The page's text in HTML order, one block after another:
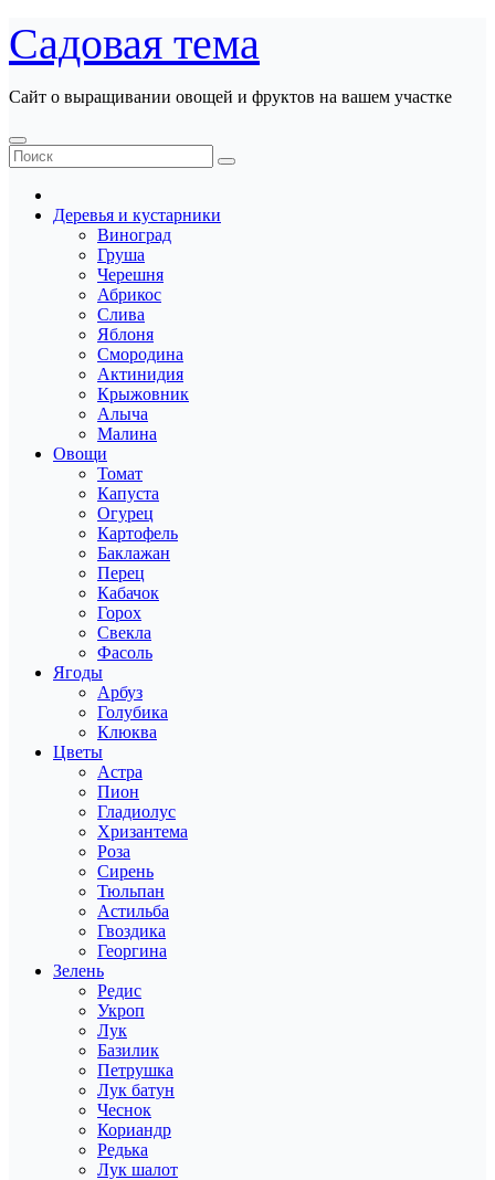
Перейти
к
содержанию
Садовая тема
Сайт о выращивании овощей и фруктов на вашем участке
Деревья и кустарники
Виноград
Груша
Черешня
Абрикос
Слива
Яблоня
Смородина
Актинидия
Крыжовник
Алыча
Малина
Овощи
Томат
Капуста
Огурец
Картофель
Баклажан
Перец
Кабачок
Горох
Свекла
Фасоль
Ягоды
Арбуз
Голубика
Клюква
Цветы
Астра
Пион
Гладиолус
Хризантема
Роза
Сирень
Тюльпан
Астильба
Гвоздика
Георгина
Зелень
Редис
Укроп
Лук
Базилик
Петрушка
Лук батун
Чеснок
Кориандр
Редька
Лук шалот